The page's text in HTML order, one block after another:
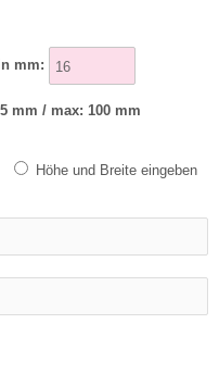
mm:
mm / max: 100 mm
Höhe und Breite eingeben